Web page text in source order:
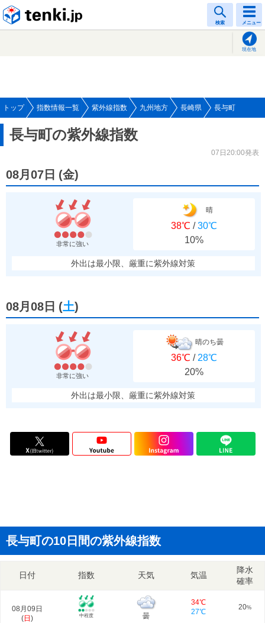
検索 メニュー
現在地
トップ 指数情報一覧 紫外線指数 九州地方 長崎県 長与町
長与町の紫外線指数
07日20:00発表
08月07日 (金)
非常に強い
晴
38℃ / 30℃
10%
外出は最小限、厳重に紫外線対策
08月08日 (土)
非常に強い
晴のち曇
36℃ / 28℃
20%
外出は最小限、厳重に紫外線対策
長与町の10日間の紫外線指数
日付 指数 天気 気温
降水
確率
08月09日
(日 ) 中程度 曇
34℃
27℃
20%